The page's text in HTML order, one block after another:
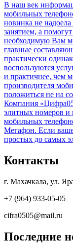
В наш век
мобильных
новинка не
занятием, а
необходимую Вам
главные
практически
воспользуются
и практичнее, чем
производителя
положиться не на
Компания
элитных номеров и
мобильных
Мегафон. Если
простых до самых
Контакты
г. Махачкала, ул.
+7 (964) 933-05-05
cifra0505@mail.ru
Последние